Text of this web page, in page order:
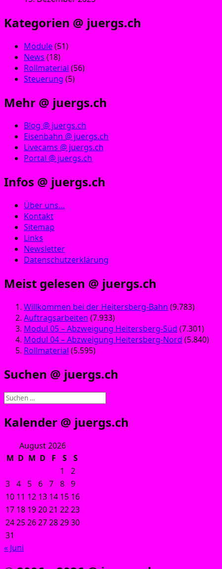
Kategorien @ juergs.ch
Module(51)
News (18)
Rollmaterial (56)
Steuerung (5)
Mehr @ juergs.ch
Blog @ juergs.ch
Eisenbahn @ juergs.ch
Livecams @ juergs.ch
Portal @ juergs.ch
Infos @ juergs.ch
Über uns…
Kontakt
Sitemap
Links
Newsletter
Datenschutzerklärung
Meist gelesen @ juergs.ch
Willkommen bei der Heitersberg-Bahn (9.783)
Auftragsarbeiten (7.933)
Modul 05 – Abzweigung Heitersberg-Süd (7.301)
Modul 04 – Abzweigung Heitersberg-Nord (5.840)
Rollmaterial (5.595)
Suchen @ juergs.ch
Suchen
Kalender @ juergs.ch
August 2026
M D M D F S
S
1
2
3 4 5 6 7 8 9
10 11 12 13 14 15 16
17 18 192021 2223
24252627282930
31
« Juni